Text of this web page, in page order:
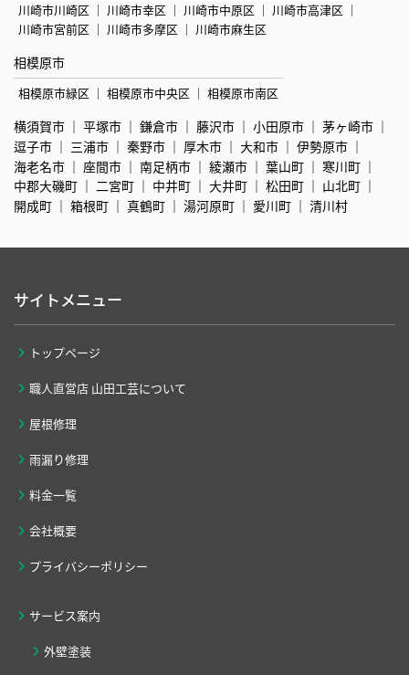
川崎市川崎区 川崎市幸区 川崎市中原区
川崎市高津区
川崎市宮前区
川崎市多摩区 川崎市麻生区
相模原市
相模原市緑区 相模原市中央区 相模原市南区
横須賀市 平塚市 鎌倉市 藤沢市 小田原市
茅ヶ崎市
逗子市
三浦市 秦野市 厚木市 大和市
伊勢原市
海老名市
座間市 南足柄市 綾瀬市 葉山町
寒川町
中郡大磯町
二宮町 中井町 大井町 松田町
山北町
開成町
箱根町 真鶴町 湯河原町 愛川町 清川村
サイトメニュー
トップページ
職人直営店 山田工芸について
屋根修理
雨漏り修理
料金一覧
会社概要
プライバシーポリシー
サービス案内
外壁塗装